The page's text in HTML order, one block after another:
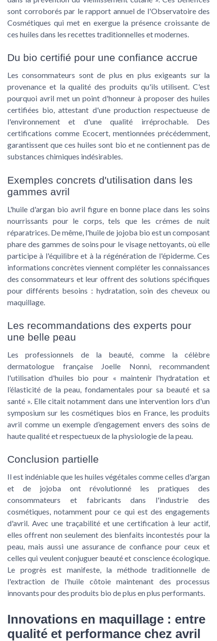
sont corroborés par le rapport annuel de l'Observatoire des
Cosmétiques qui met en exergue la présence croissante de
ces huiles dans les recettes traditionnelles et modernes.
Du bio certifié pour une confiance accrue
Les consommateurs sont de plus en plus exigeants sur la
provenance et la qualité des produits qu'ils utilisent. C'est
pourquoi avril met un point d'honneur à proposer des huiles
certifiées bio, attestant d'une production respectueuse de
l'environnement et d'une qualité irréprochable. Des
certifications comme Ecocert, mentionnées précédemment,
garantissent que ceshuiles sont bio et ne contiennent pas de
substances chimiques indésirables.
Exemples concrets d'utilisation dans les
gammes avril
L'huile d'argan bio avril figure en bonne place dans les soins
nourrissants pour le corps, tels que les crémes de nuit
réparatrices. De même, l'huile de jojoba bio est un composant
phare des gammes de soins pour le visage nettoyants, où elle
participe à l'équilibre et à la régénération de l'épiderme. Ces
informations concrètes viennent compléter les connaissances
des consommateurs et leur offrent des solutions spécifiques
pour différents besoins : hydratation, soin des cheveux ou
maquillage.
Les recommandations des experts pour
une belle peau
Les professionnels de la beauté, comme la célèbre
dermatologue française Joelle Nonni, recommandent
l'utilisation d'huiles bio pour « maintenir l'hydratation et
l’élasticité de la peau, fondamentales pour sa beauté et sa
santé ». Elle citait notamment dans une intervention lors d'un
symposium sur les cosmétiques bios en France, les produits
avril comme un exemple d’engagement envers des soins de
haute qualité et respectueux de la physiologie de la peau.
Conclusion partielle
Il est indéniable que les huiles végétales comme celles d'argan
et de jojoba ont révolutionné les pratiques des
consommateurs et fabricants dans l'industrie des
cosmétiques, notamment pour ce qui est des engagements
d'avril. Avec une traçabilité et une certification à leur actif,
elles offrent non seulement des bienfaits incontestés pour la
peau, mais aussi une assurance de confiance pour ceux et
celles qui veulent conjuguer beauté et conscience écologique.
Le progrès est manifeste, la méthode traditionnelle de
l'extraction de l'huile côtoie maintenant des processus
innovants pour des produits bio de plus en plus performants.
Innovations en maquillage : entre
qualité et performance chez avril